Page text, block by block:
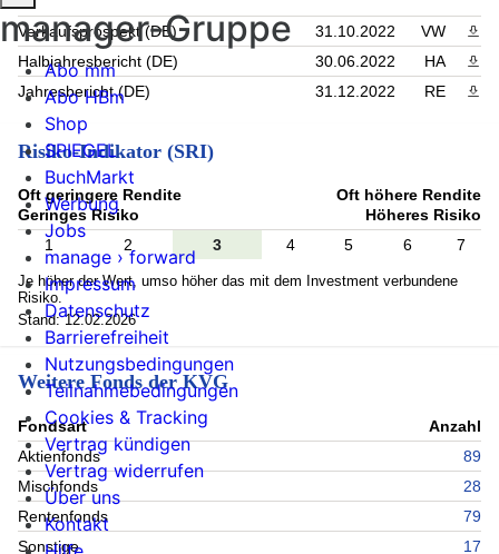
Verkaufsprospekt (DE) 31.10.2022 VW
Halbjahresbericht (DE)
30.06.2022 HA
Jahresbericht (DE)
31.12.2022 RE
Risiko-Indikator (SRI)
Oft geringere Rendite
Geringes Risiko
Oft höhere Rendite
Höheres Risiko
1
2 3 4 5 6 7
Je höher der Wert, umso höher das mit dem Investment verbundene
Risiko.
Stand: 12.02.2026
Weitere Fonds der KVG
Fondsart
Anzahl
Aktienfonds
89
Mischfonds
28
Rentenfonds
79
Sonstige
17
manager-Gruppe
Abo mm
Abo HBm
Shop
SPIEGEL
BuchMarkt
Werbung
Jobs
manage › forward
Impressum
Datenschutz
Barrierefreiheit
Nutzungsbedingungen
Teilnahmebedingungen
Cookies & Tracking
Vertrag kündigen
Vertrag widerrufen
Über uns
Kontakt